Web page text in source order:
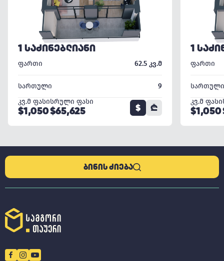
1 ᲡᲐᲫᲘᲜᲔᲑᲚᲘᲐᲜᲘ
ფართი 62.5 კვ.მ
სართული
9
კვ.მ ფასი
$1,050
სრული ფასი
$65,625 $ ₾
1
ფართი
სართული
კვ.მ ფასი
$1,050
ᲑᲘᲜᲘᲡ ᲫᲘᲔᲑᲐ